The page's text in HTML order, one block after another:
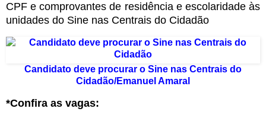
CPF e comprovantes de residência e escolaridade às
unidades do Sine nas Centrais do Cidadão
Candidato deve procurar o Sine nas Centrais do
Cidadão/Emanuel Amaral
*Confira as vagas: